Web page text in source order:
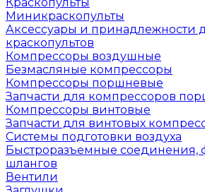
Миникраскопульты
Аксессуары и принадлежности
краскопультов
Компрессоры воздушные
Безмасляные компрессоры
Компрессоры поршневые
Запчасти для компрессоров
Компрессоры винтовые
Запчасти для винтовых
Системы подготовки воздуха
Быстроразъемные соединения,
шлангов
Вентили